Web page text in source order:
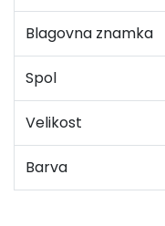
Blagovna znamka
Spol
Velikost
Barva